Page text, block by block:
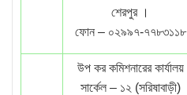
শেরপুর ।
ফোন – ০২৯৯৭-৭৭৮৩১১৮
উপ কর কমিশনারের কার্যালয়
সার্কেল – ১২ (সরিষাবাড়ী)